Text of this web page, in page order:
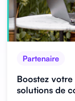
Partenaire
Boostez
solutions de